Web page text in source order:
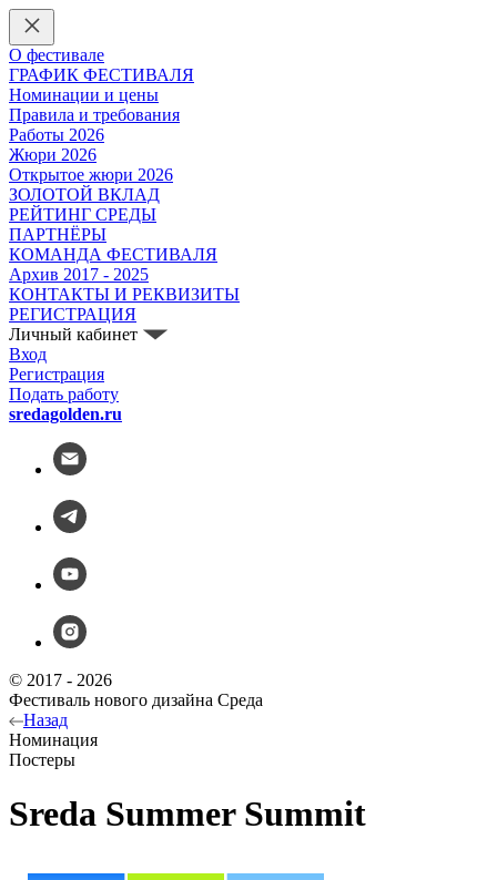
О фестивале
ГРАФИК ФЕСТИВАЛЯ
Номинации и цены
Правила и требования
Работы 2026
Жюри 2026
Открытое жюри 2026
ЗОЛОТОЙ ВКЛАД
РЕЙТИНГ СРЕДЫ
ПАРТНЁРЫ
КОМАНДА ФЕСТИВАЛЯ
Архив 2017 - 2025
КОНТАКТЫ И РЕКВИЗИТЫ
РЕГИСТРАЦИЯ
Личный кабинет
Вход
Регистрация
Подать работу
sredagolden.ru
© 2017 - 2026
Фестиваль нового дизайна Среда
Назад
Номинация
Постеры
Sreda Summer Summit